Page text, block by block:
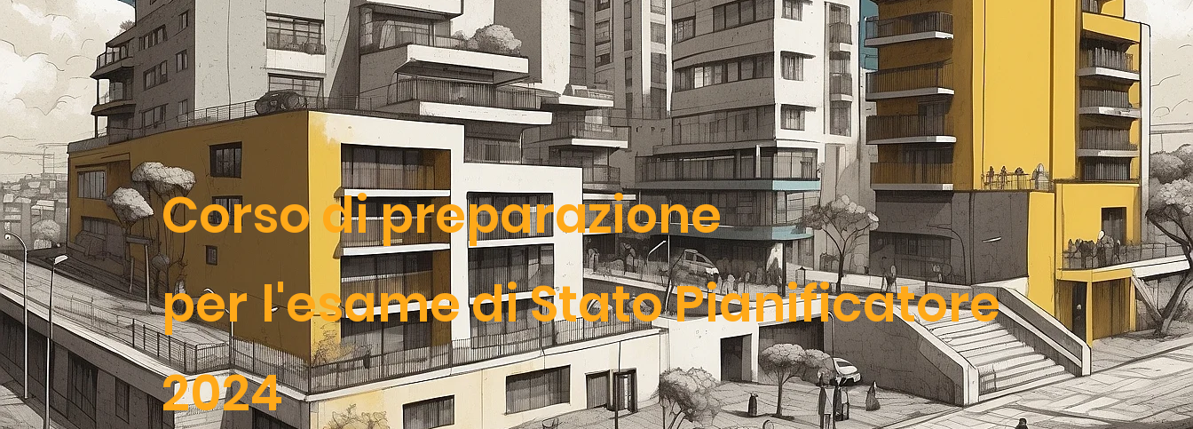
Corso di preparazione
per l'esame di Stato Pianificatore
2024